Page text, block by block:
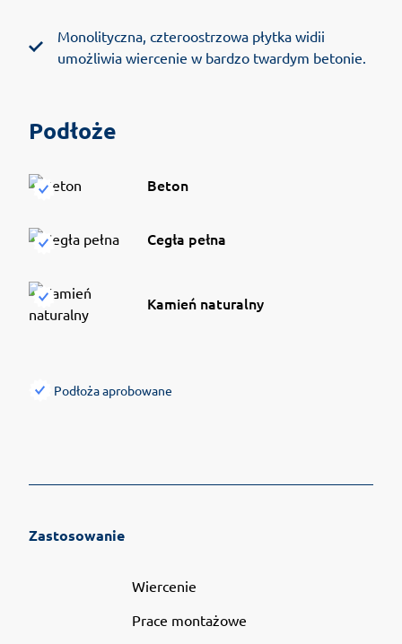
Monolityczna, czteroostrzowa płytka widii
umożliwia wiercenie w bardzo twardym betonie.
Podłoże
Beton
Cegła pełna
Kamień naturalny
Podłoża aprobowane
Zastosowanie
Wiercenie
Prace montażowe